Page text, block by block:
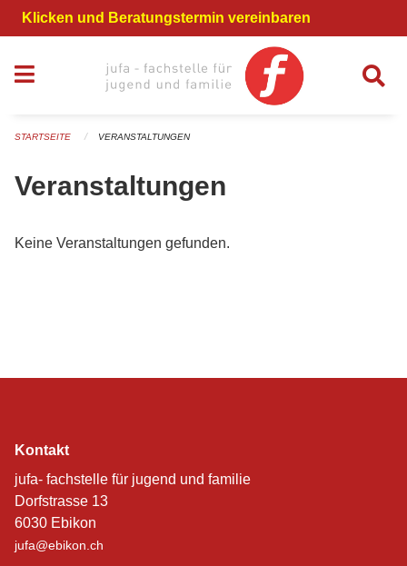
Navigation überspringen
Klicken und Beratungstermin vereinbaren
STARTSEITE VERANSTALTUNGEN
Veranstaltungen
Keine Veranstaltungen gefunden.
Kontakt
jufa- fachstelle für jugend und familie
Dorfstrasse 13
6030 Ebikon
jufa@ebikon.ch